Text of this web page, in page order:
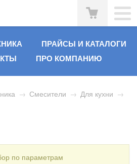
ПРАЙСЫ И КАТАЛОГИ
ПРО КОМПАНИЮ
→ Смесители → Для кухни →
по параметрам